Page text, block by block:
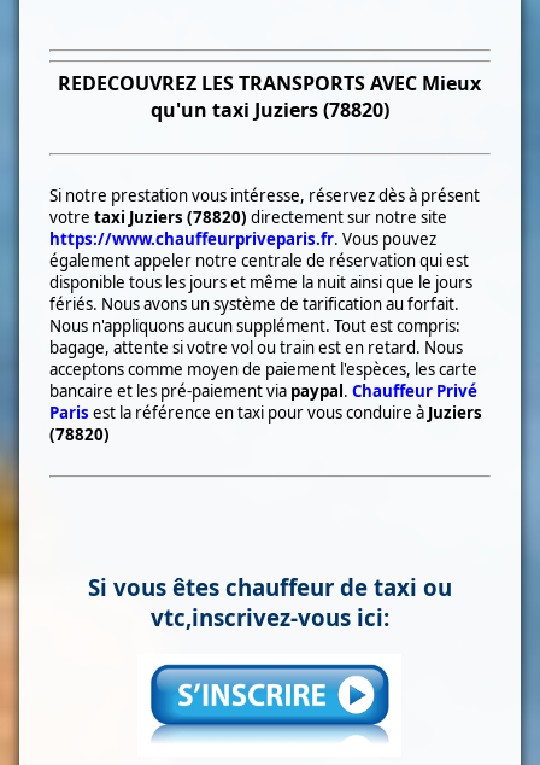
REDECOUVREZ LES TRANSPORTS AVEC Mieux
qu'un taxi Juziers (78820)
Si notre prestation vous intéresse, réservez dès à présent
votretaxi Juziers (78820) directement sur notre site
https://www.chauffeurpriveparis.fr. Vous pouvez
également appeler notre centrale de réservation qui est
disponible tous les jours et même la nuit ainsi que le jours
fériés. Nous avons un système de tarification au forfait.
Nous n'appliquons aucun supplément. Tout est compris:
bagage, attente si votre vol ou train est en retard. Nous
acceptons comme moyen de paiement l'espèces, les carte
bancaire et les pré-paiement via paypal.Chauffeur Privé
Parisest la référence en taxi pour vous conduire à Juziers
(78820)
Si vous êtes chauffeur de taxi ou
vtc,inscrivez-vous ici: